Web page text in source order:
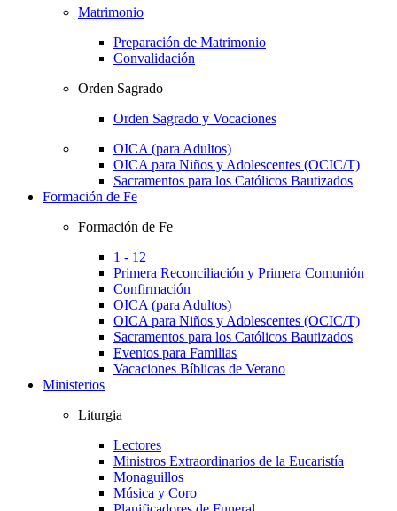
Matrimonio
Preparación de Matrimonio
Convalidación
Orden Sagrado
Orden Sagrado y Vocaciones
OICA (para Adultos)
OICA para Niños y Adolescentes (OCIC/T)
Sacramentos para los Católicos Bautizados
Formación de Fe
Formación de Fe
1 - 12
Primera Reconciliación y Primera Comunión
Confirmación
OICA (para Adultos)
OICA para Niños y Adolescentes (OCIC/T)
Sacramentos para los Católicos Bautizados
Eventos para Familias
Vacaciones Bíblicas de Verano
Ministerios
Liturgia
Lectores
Ministros Extraordinarios de la Eucaristía
Monaguillos
Música y Coro